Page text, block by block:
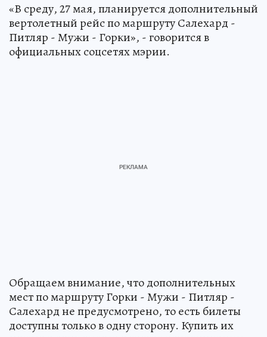
«В среду, 27 мая, планируется дополнительный
вертолетный рейс по маршруту Салехард -
Питляр - Мужи - Горки», - говорится в
официальных соцсетях мэрии.
Обращаем внимание, что дополнительных
мест по маршруту Горки - Мужи - Питляр -
Салехард не предусмотрено, то есть билеты
доступны только в одну сторону. Купить их